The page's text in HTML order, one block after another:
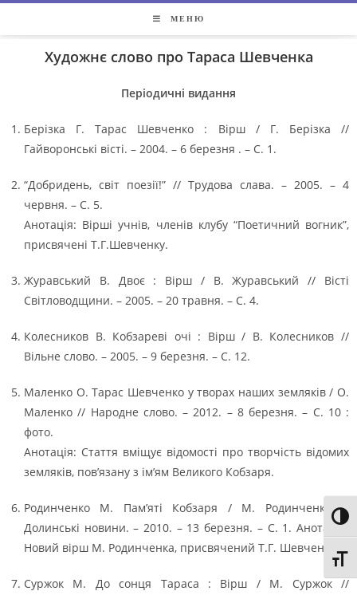
МЕНЮ
Художнє слово про Тараса Шевченка
Періодичні видання
Берізка Г. Тарас Шевченко : Вірш / Г. Берізка //
Гайворонські вісті. – 2004. – 6 березня . – С. 1.
“Добридень, світ поезії!” // Трудова слава. – 2005. – 4
червня. – С. 5.
Анотація: Вірші учнів, членів клубу “Поетичний вогник”,
присвячені Т.Г.Шевченку.
Журавський В. Двоє : Вірш / В. Журавський // Вісті
Світловодщини. – 2005. – 20 травня. – С. 4.
Колесников В. Кобзареві очі : Вірш / В. Колесников //
Вільне слово. – 2005. – 9 березня. – С. 12.
Маленко О. Тарас Шевченко у творах наших земляків / О.
Маленко // Народне слово. – 2012. – 8 березня. – С. 10 :
фото.
Анотація: Стаття вміщує відомості про творчість відомих
земляків, пов’язану з ім’ям Великого Кобзаря.
Родинченко М. Пам’яті Кобзаря / М. Родинченко //
Долинські новини. – 2010. – 13 березня. – С. 1. Анотація:
Новий вірш М. Родинченка, присвячений Т.Г. Шевченку.
Суржок М. До сонця Тараса : Вірш / М. Суржок //